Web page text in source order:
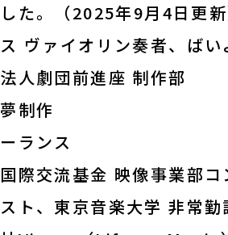
た。（2025年9月4日更新
ヴァイオリン奏者、ば
人劇団前進座 制作部
制作
ランス
際交流基金 映像事業部
ト、東京音楽大学 非常